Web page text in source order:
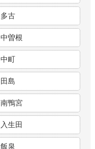
多古
中曽根
中町
田島
南鴨宮
入生田
飯泉